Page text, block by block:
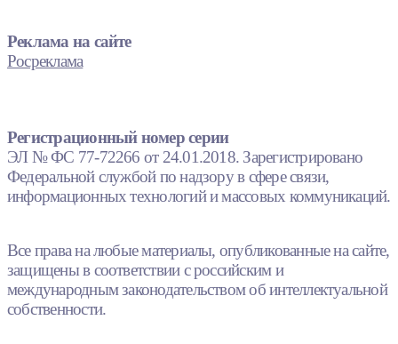
Реклама на сайте
Росреклама
Регистрационный номер серии
ЭЛ № ФС 77-72266 от 24.01.2018. Зарегистрировано
Федеральной службой по надзору в сфере связи,
информационных технологий и массовых коммуникаций.
Все права на любые материалы, опубликованные на сайте,
защищены в соответствии с российским и
международным законодательством об интеллектуальной
собственности.